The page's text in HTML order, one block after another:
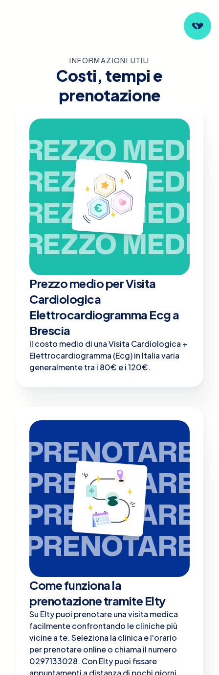
INFORMAZIONI UTILI
Costi, tempi e
prenotazione
PREZZO MEDIO
PREZZO MEDIO
PREZZO MEDIO
PREZZO MEDIO
Prezzo medio per Visita
Cardiologica
Elettrocardiogramma Ecg a
Brescia
Il costo medio di una Visita Cardiologica +
Elettrocardiogramma (Ecg) in Italia varia
generalmente tra i 80€ e i 120€.
PRENOTARE
PRENOTARE
PRENOTARE
PRENOTARE
Come funziona la
prenotazione tramite Elty
Su Elty puoi prenotare una visita medica
facilmente confrontando le cliniche più
vicine a te. Seleziona la clinica e l'orario
per prenotare online o chiama il numero
0297133028. Con Elty puoi fissare
appuntamenti a distanza di pochi giorni